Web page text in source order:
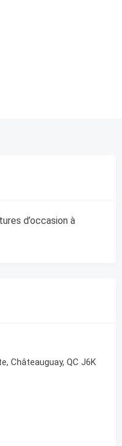
d’occasion à
Châteauguay, QC J6K